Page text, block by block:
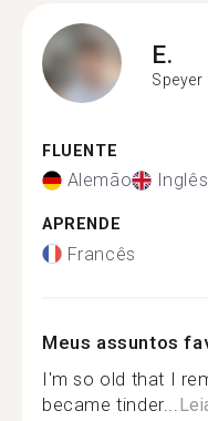
E.
Speyer
FLUENTE
Alemão Inglês
APRENDE
Francês
Meus assuntos
I'm so old that I
became tinder...